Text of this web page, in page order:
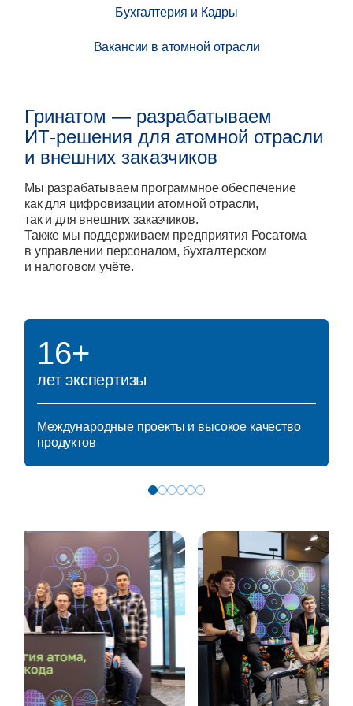
до роботизации
Алексей Лихачёв
Становись частью нашей
международной команды.
Становись частью нашей
международной команды.
Алексей ЛихачёвБухгалтерия и Кадры
Вакансии в атомной отрасли
Гринатом — разрабатываем
ИТ‑решения для атомной отрасли
и внешних заказчиков
Мы разрабатываем программное обеспечение
как для цифровизации атомной отрасли,
так и для внешних заказчиков.
Также мы поддерживаем предприятия Росатома
в управлении персоналом, бухгалтерском
и налоговом учёте.
16+
лет экспертизы
Международные проекты и высокое качество
продуктов